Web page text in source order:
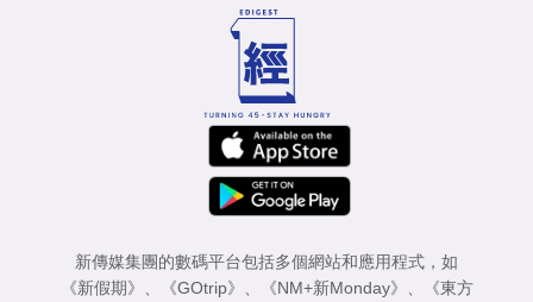
新傳媒集團的數碼平台包括多個網站和應用程式，如
《新假期》
《GOtrip》 《NM+新Monday》
《東方